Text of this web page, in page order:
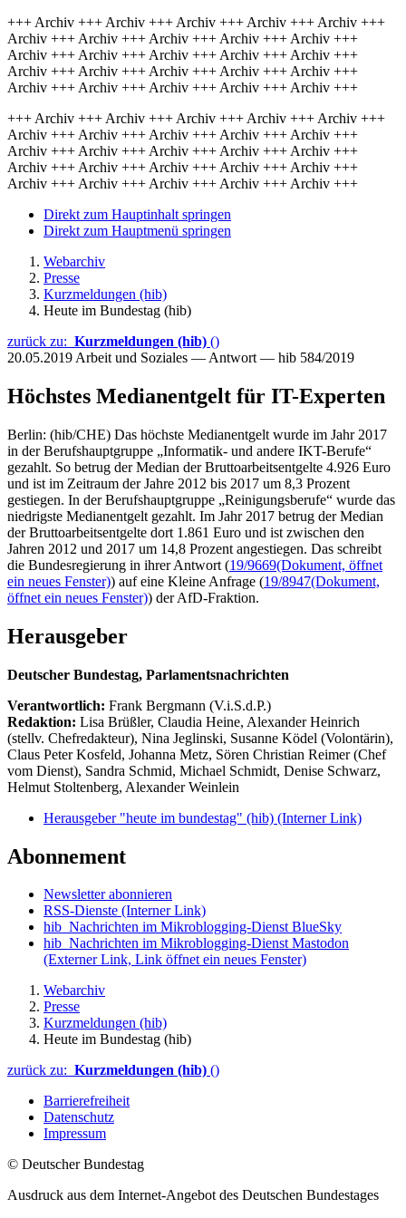
+++ Archiv +++ Archiv +++ Archiv +++ Archiv +++ Archiv +++
Archiv +++ Archiv +++ Archiv +++ Archiv +++ Archiv +++
Archiv +++ Archiv +++ Archiv +++ Archiv +++ Archiv +++
Archiv +++ Archiv +++ Archiv +++ Archiv +++ Archiv +++
Archiv +++ Archiv +++ Archiv +++ Archiv +++ Archiv +++
+++ Archiv +++ Archiv +++ Archiv +++ Archiv +++ Archiv +++
Archiv +++ Archiv +++ Archiv +++ Archiv +++ Archiv +++
Archiv +++ Archiv +++ Archiv +++ Archiv +++ Archiv +++
Archiv +++ Archiv +++ Archiv +++ Archiv +++ Archiv +++
Archiv +++ Archiv +++ Archiv +++ Archiv +++ Archiv +++
Direkt zum Hauptinhalt springen
Direkt zum Hauptmenü springen
Webarchiv
Presse
Kurzmeldungen (hib)
Heute im Bundestag (hib)
zurück zu: Kurzmeldungen (hib) ()
20.05.2019 Arbeit und Soziales — Antwort — hib 584/2019
Höchstes Medianentgelt für IT-Experten
Berlin: (hib/CHE) Das höchste Medianentgelt wurde im Jahr 2017
in der Berufshauptgruppe „Informatik- und andere IKT-Berufe“
gezahlt. So betrug der Median der Bruttoarbeitsentgelte 4.926 Euro
und ist im Zeitraum der Jahre 2012 bis 2017 um 8,3 Prozent
gestiegen. In der Berufshauptgruppe „Reinigungsberufe“ wurde das
niedrigste Medianentgelt gezahlt. Im Jahr 2017 betrug der Median
der Bruttoarbeitsentgelte dort 1.861 Euro und ist zwischen den
Jahren 2012 und 2017 um 14,8 Prozent angestiegen. Das schreibt
die Bundesregierung in ihrer Antwort (19/9669(Dokument, öffnet
ein neues Fenster)) auf eine Kleine Anfrage (19/8947(Dokument,
öffnet ein neues Fenster)) der AfD-Fraktion.
Herausgeber
Deutscher Bundestag, Parlamentsnachrichten
Verantwortlich: Frank Bergmann (V.i.S.d.P.)
Redaktion: Lisa Brüßler, Claudia Heine, Alexander Heinrich
(stellv. Chefredakteur), Nina Jeglinski, Susanne Ködel (Volontärin),
Claus Peter Kosfeld, Johanna Metz, Sören Christian Reimer (Chef
vom Dienst), Sandra Schmid, Michael Schmidt, Denise Schwarz,
Helmut Stoltenberg, Alexander Weinlein
Herausgeber "heute im bundestag" (hib) (Interner Link)
Abonnement
Newsletter abonnieren
RSS-Dienste (Interner Link)
hib_Nachrichten im Mikroblogging-Dienst BlueSky
hib_Nachrichten im Mikroblogging-Dienst Mastodon
(Externer Link, Link öffnet ein neues Fenster)
Webarchiv
Presse
Kurzmeldungen (hib)
Heute im Bundestag (hib)
zurück zu: Kurzmeldungen (hib) ()
Barrierefreiheit
Datenschutz
Impressum
© Deutscher Bundestag
Ausdruck aus dem Internet-Angebot des Deutschen Bundestages